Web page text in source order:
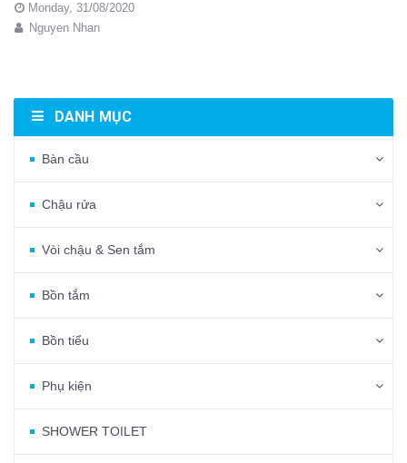
Monday, 31/08/2020
Nguyen Nhan
DANH MỤC
Bàn cầu
Chậu rửa
Vòi chậu & Sen tắm
Bồn tắm
Bồn tiểu
Phụ kiện
SHOWER TOILET